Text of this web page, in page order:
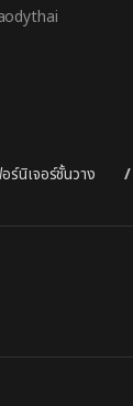
ร์นิเจอร์ชั้นวาง